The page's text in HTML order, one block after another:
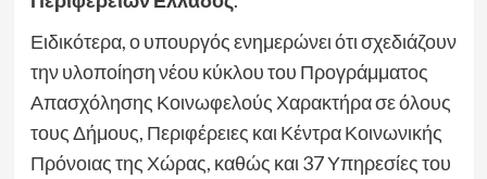
Ειδικότερα, ο υπουργός ενημερώνει ότι σχεδιάζουν
την υλοποίηση νέου κύκλου του Προγράμματος
Απασχόλησης Κοινωφελούς Χαρακτήρα σε όλους
τους Δήμους, Περιφέρειες και Κέντρα Κοινωνικής
Πρόνοιας της Χώρας, καθώς και 37 Υπηρεσίες του